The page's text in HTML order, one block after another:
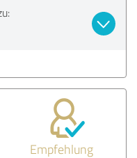
Empfehlung